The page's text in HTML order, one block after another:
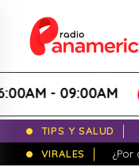
- 09:00AM
TIPS Y SALUD
VIRALES
¿Por